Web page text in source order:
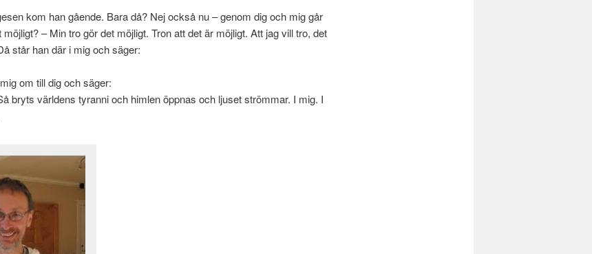
kom han gående. Bara då? Nej också nu – genom dig och mig går
möjligt? – Min tro gör det möjligt. Tron att det är möjligt. Att jag vill tro, det
står han där i mig och säger:
om till dig och säger:
bryts världens tyranni och himlen öppnas och ljuset strömmar. I mig. I